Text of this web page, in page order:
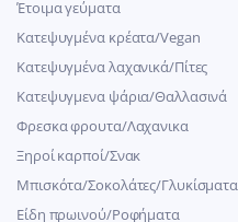
Έτοιμα γεύματα
Κατεψυγμένα κρέατα/Vegan
Kατεψυγμένα λαχανικά/Πίτες
Κατεψυγμενα ψάρια/Θαλλασινά
Φρεσκα φρουτα/Λαχανικα
Ξηροί καρποί/Σνακ
Μπισκότα/Σοκολάτες/Γλυκίσματα
Είδη πρωινού/Ροφήματα